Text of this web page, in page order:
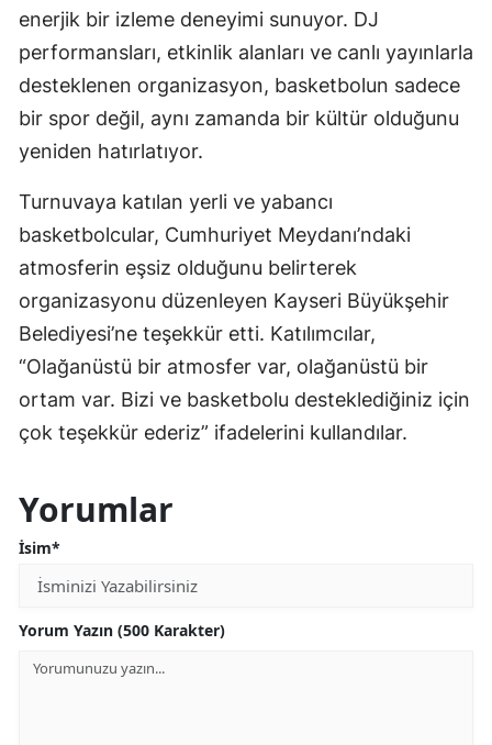
enerjik bir izleme deneyimi sunuyor. DJ
performansları, etkinlik alanları ve canlı yayınlarla
desteklenen organizasyon, basketbolun sadece
bir spor değil, aynı zamanda bir kültür olduğunu
yeniden hatırlatıyor.
Turnuvaya katılan yerli ve yabancı
basketbolcular, Cumhuriyet Meydanı’ndaki
atmosferin eşsiz olduğunu belirterek
organizasyonu düzenleyen Kayseri Büyükşehir
Belediyesi’ne teşekkür etti. Katılımcılar,
“Olağanüstü bir atmosfer var, olağanüstü bir
ortam var. Bizi ve basketbolu desteklediğiniz için
çok teşekkür ederiz” ifadelerini kullandılar.
Yorumlar
İsim*
Yorum Yazın (500 Karakter)